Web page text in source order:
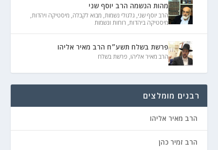
מהות הנשמה הרב יוסף שני
הרב יוסף שני, גלגולי נשמות, מבוא לקבלה, מיסטיקה ויהדות,
מיסטיקה ביהדות, רוחות ונשמות
פרשת בשלח תשע״ח הרב מאיר אליהו
הרב מאיר אליהו, פרשת בשלח
רבנים מומלצים
הרב מאיר אליהו
הרב זמיר כהן